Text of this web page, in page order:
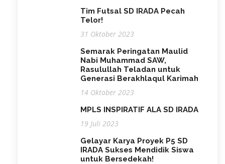
Tim Futsal SD IRADA Pecah
Telor!
31 Oktober 2023
Semarak Peringatan Maulid
Nabi Muhammad SAW,
Rasulullah Teladan untuk
Generasi Berakhlaqul Karimah
14 Oktober 2023
MPLS INSPIRATIF ALA SD IRADA
19 Juli 2023
Gelayar Karya Proyek P5 SD
IRADA Sukses Mendidik Siswa
untuk Bersedekah!